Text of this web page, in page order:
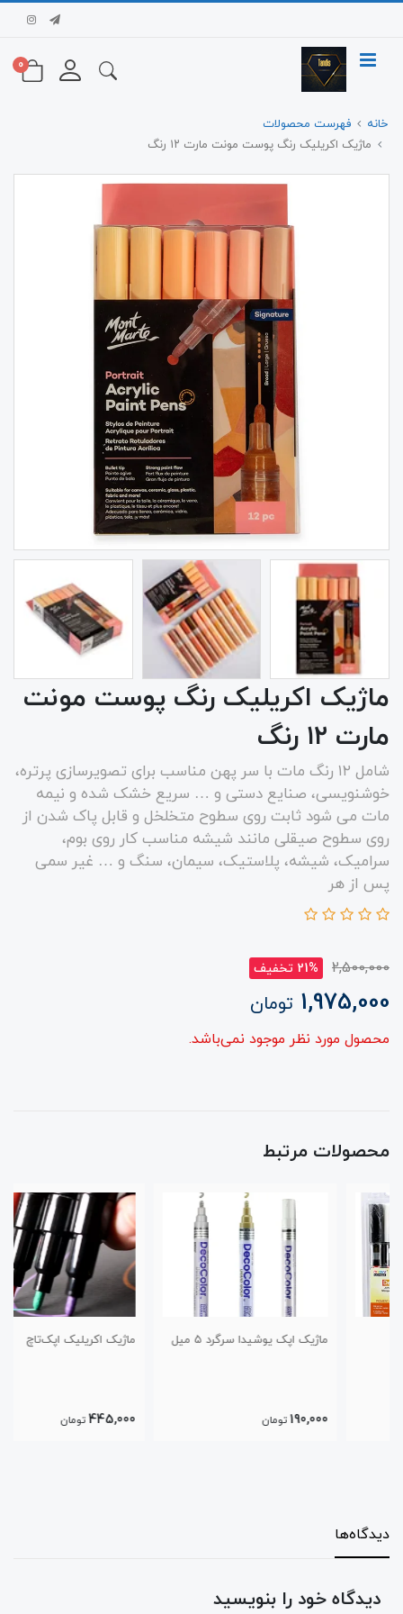
0
خانه
فهرست محصولات
ماژیک اکریلیک رنگ پوست مونت مارت ۱۲ رنگ
ماژیک اکریلیک رنگ پوست مونت
مارت ۱۲ رنگ
شامل ۱۲ رنگ مات با سر پهن مناسب برای تصویرسازی پرتره،
خوشنویسی، صنایع دستی و … سریع خشک شده و نیمه
مات می شود ثابت روی سطوح متخلخل و قابل پاک شدن از
روی سطوح صیقلی مانند شیشه مناسب کار روی بوم،
سرامیک، شیشه، پلاستیک، سیمان، سنگ و … غیر سمی
پس از هر
2,500,000 21% تخفیف
1,975,000 تومان
محصول مورد نظر موجود نمی‌باشد.
محصولات مرتبط
ماژیک اپک یوشیدا سرگرد ۵ میل
تومان
ماژیک اکریلیک اپک‌تاچ
تومان
دیدگاه‌ها
دیدگاه خود را بنویسید